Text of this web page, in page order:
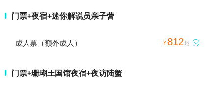
门票+夜宿+迷你解说员亲子营
成人票（额外成人） ¥ 812 起 
门票+珊瑚王国馆夜宿+夜访陆蟹